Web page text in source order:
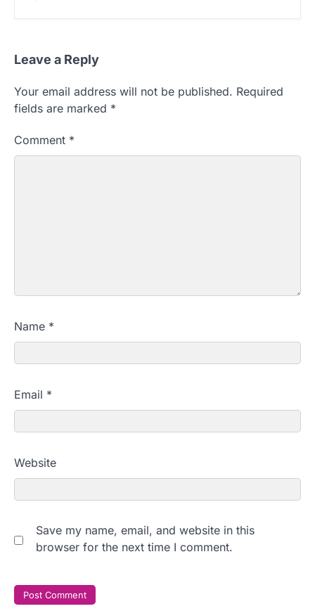
Leave a Reply
Your email address will not be published. Required
fields are marked *
Comment *
Name *
Email *
Website
Save my name, email, and website in this
browser for the next time I comment.